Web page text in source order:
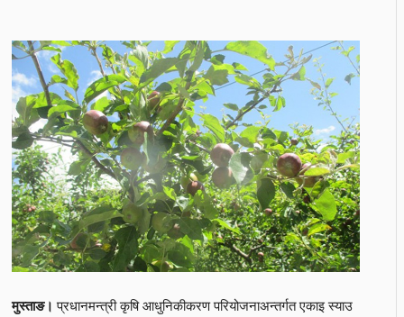
मुस्ताङ। प्रधानमन्त्री कृषि आधुनिकीकरण परियोजनाअन्तर्गत एकाइ स्याउ